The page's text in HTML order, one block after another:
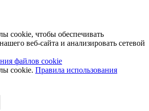
cookie, чтобы обеспечивать
веб-сайта и анализировать сетевой
файлов cookie
cookie. Правила использования